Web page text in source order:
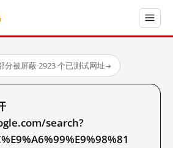
分被屏蔽·2923 个已测试网址→
search?